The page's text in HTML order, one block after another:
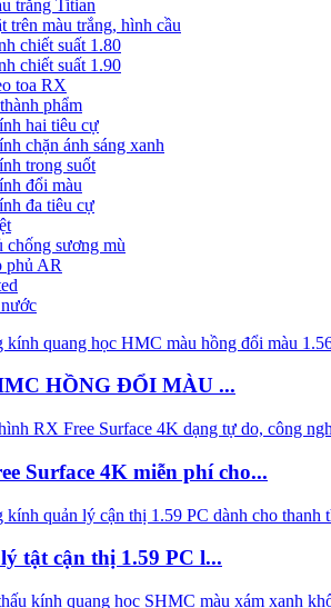
trắng Titian
trên màu trắng, hình cầu
chiết suất 1.80
chiết suất 1.90
toa RX
phẩm
hai tiêu cự
chặn ánh sáng xanh
trong suốt
đổi màu
đa tiêu cự
chống sương mù
phủ AR
HỒNG ĐỔI MÀU ...
Surface 4K miễn phí cho...
tật cận thị 1.59 PC l...